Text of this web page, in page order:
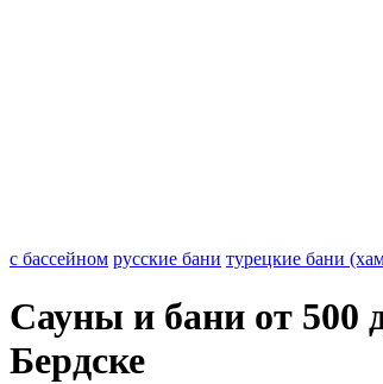
с бассейном русские бани турецкие бани
Сауны и бани от 500
Бердске